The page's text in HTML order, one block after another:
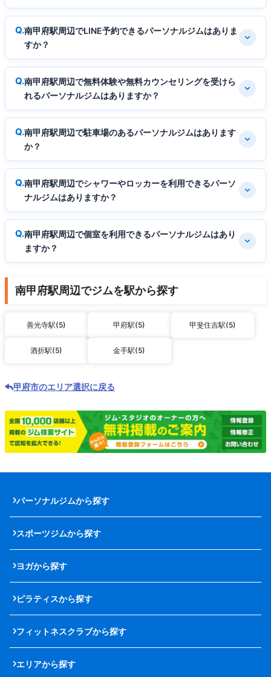
南甲府駅周辺でLINE予約できるパーソナルジムはありま
すか？
南甲府駅周辺で無料体験や無料カウンセリングを受けら
れるパーソナルジムはありますか？
南甲府駅周辺で駐車場のあるパーソナルジムはあります
か？
南甲府駅周辺でシャワーやロッカーを利用できるパーソ
ナルジムはありますか？
南甲府駅周辺で個室を利用できるパーソナルジムはあり
ますか？
南甲府駅周辺でジムを駅から探す
善光寺駅(5) 甲府駅(5) 甲斐住吉駅(5)
酒折駅(5) 金手駅(5)
甲府市のエリア選択に戻る
パーソナルジムから探す
スポーツジムから探す
ヨガから探す
ピラティスから探す
フィットネスクラブから探す
エリアから探す